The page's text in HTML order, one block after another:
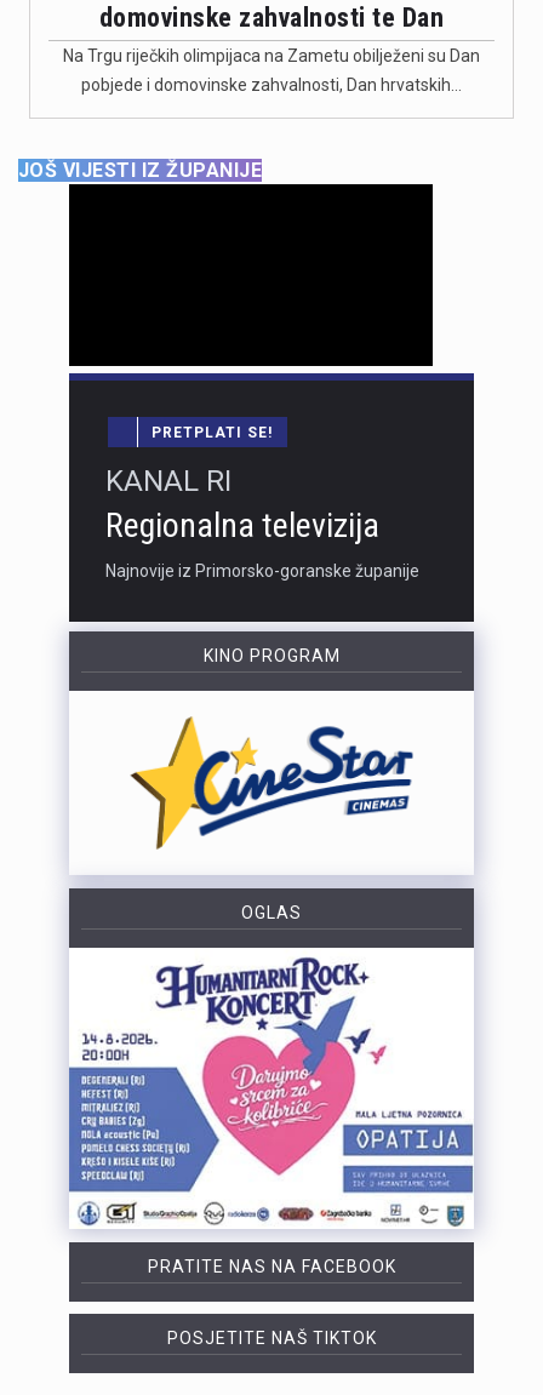
domovinske zahvalnosti te Dan
Na Trgu riječkih olimpijaca na Zametu obilježeni su Dan
pobjede i domovinske zahvalnosti, Dan hrvatskih…
JOŠ VIJESTI IZ ŽUPANIJE
PRETPLATI SE!
KANAL RI
Regionalna televizija
Najnovije iz Primorsko-goranske županije
KINO PROGRAM
OGLAS
PRATITE NAS NA FACEBOOK
POSJETITE NAŠ TIKTOK